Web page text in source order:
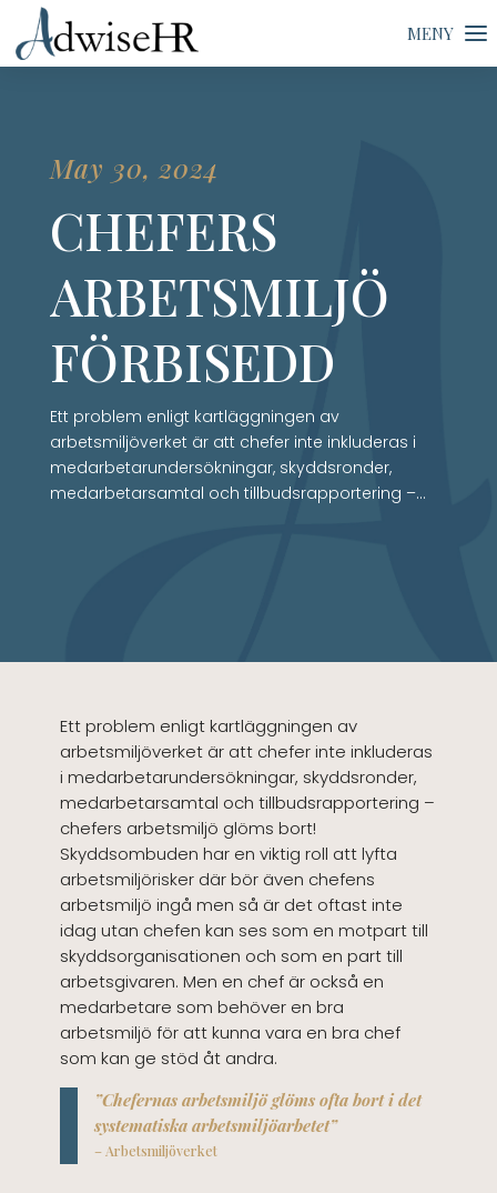
May 30, 2024
CHEFERS
ARBETSMILJÖ
FÖRBISEDD
Ett problem enligt kartläggningen av
arbetsmiljöverket är att chefer inte inkluderas i
medarbetarundersökningar, skyddsronder,
medarbetarsamtal och tillbudsrapportering –…
Ett problem enligt kartläggningen av
arbetsmiljöverket är att chefer inte inkluderas
i medarbetarundersökningar, skyddsronder,
medarbetarsamtal och tillbudsrapportering –
chefers arbetsmiljö glöms bort!
Skyddsombuden har en viktig roll att lyfta
arbetsmiljörisker där bör även chefens
arbetsmiljö ingå men så är det oftast inte
idag utan chefen kan ses som en motpart till
skyddsorganisationen och som en part till
arbetsgivaren. Men en chef är också en
medarbetare som behöver en bra
arbetsmiljö för att kunna vara en bra chef
som kan ge stöd åt andra.
”Chefernas arbetsmiljö glöms ofta bort i det
systematiska arbetsmiljöarbetet”
– Arbetsmiljöverket